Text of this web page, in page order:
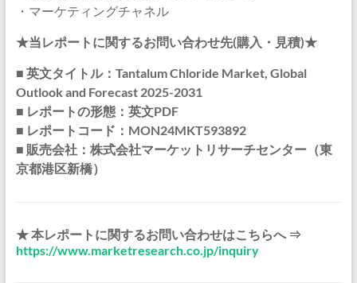
・マーケティングチャネル
★当レポートに関するお問い合わせ先(購入・見積)★
■ 英文タイトル：Tantalum Chloride Market, Global
Outlook and Forecast 2025-2031
■ レポートの形態：英文PDF
■ レポートコード：MON24MKT593892
■ 販売会社：株式会社マーケットリサーチセンター（東
京都港区新橋）
★ 本レポートに関するお問い合わせはこちらへ ⇒
https://www.marketresearch.co.jp/inquiry